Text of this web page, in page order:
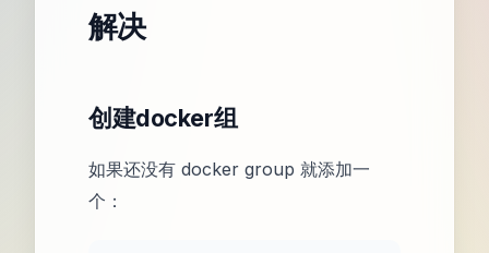
解决
创建docker组
如果还没有 docker group 就添加一
个：